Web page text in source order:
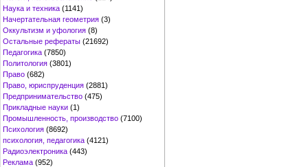
Наука и техника (1141)
Начертательная геометрия (3)
Оккультизм и уфология (8)
Остальные рефераты (21692)
Педагогика (7850)
Политология (3801)
Право (682)
Право, юриспруденция (2881)
Предпринимательство (475)
Прикладные науки (1)
Промышленность, производство (7100)
Психология (8692)
психология, педагогика (4121)
Радиоэлектроника (443)
Реклама (952)